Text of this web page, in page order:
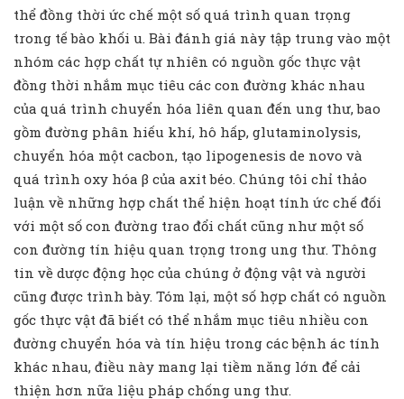
thể đồng thời ức chế một số quá trình quan trọng
trong tế bào khối u. Bài đánh giá này tập trung vào một
nhóm các hợp chất tự nhiên có nguồn gốc thực vật
đồng thời nhắm mục tiêu các con đường khác nhau
của quá trình chuyển hóa liên quan đến ung thư, bao
gồm đường phân hiếu khí, hô hấp, glutaminolysis,
chuyển hóa một cacbon, tạo lipogenesis de novo và
quá trình oxy hóa β của axit béo. Chúng tôi chỉ thảo
luận về những hợp chất thể hiện hoạt tính ức chế đối
với một số con đường trao đổi chất cũng như một số
con đường tín hiệu quan trọng trong ung thư. Thông
tin về dược động học của chúng ở động vật và người
cũng được trình bày. Tóm lại, một số hợp chất có nguồn
gốc thực vật đã biết có thể nhắm mục tiêu nhiều con
đường chuyển hóa và tín hiệu trong các bệnh ác tính
khác nhau, điều này mang lại tiềm năng lớn để cải
thiện hơn nữa liệu pháp chống ung thư.